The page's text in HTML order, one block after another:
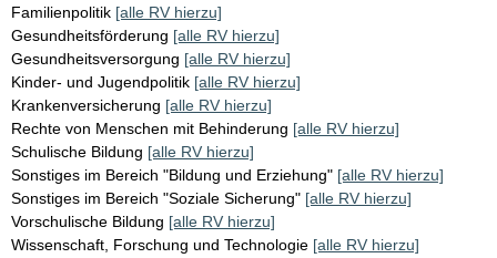
Familienpolitik [alle RV hierzu]
Gesundheitsförderung [alle RV hierzu]
Gesundheitsversorgung [alle RV hierzu]
Kinder- und Jugendpolitik [alle RV hierzu]
Krankenversicherung [alle RV hierzu]
Rechte von Menschen mit Behinderung [alle RV hierzu]
Schulische Bildung [alle RV hierzu]
Sonstiges im Bereich "Bildung und Erziehung" [alle RV hierzu]
Sonstiges im Bereich "Soziale Sicherung" [alle RV hierzu]
Vorschulische Bildung [alle RV hierzu]
Wissenschaft, Forschung und Technologie [alle RV hierzu]